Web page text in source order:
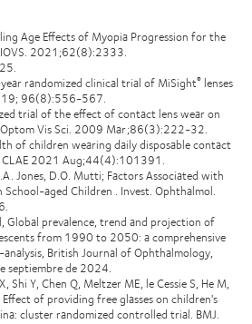
Age Effects of Myopia Progression for the
2021;62(8):2333.
randomized clinical trial of MiSight® lenses
96(8):556-567.
trial of the effect of contact lens wear on
Vis Sci. 2009 Mar;86(3):222-32.
of children wearing daily disposable contact
CLAE 2021 Aug;44(4):101391.
Jones, D.O. Mutti; Factors Associated with
School-aged Children . Invest. Ophthalmol.
Global prevalence, trend and projection of
from 1990 to 2050: a comprehensive
British Journal of Ophthalmology,
septiembre de 2024.
Shi Y, Chen Q, Meltzer ME, le Cessie S, He M,
Effect of providing free glasses on children's
cluster randomized controlled trial. BMJ.